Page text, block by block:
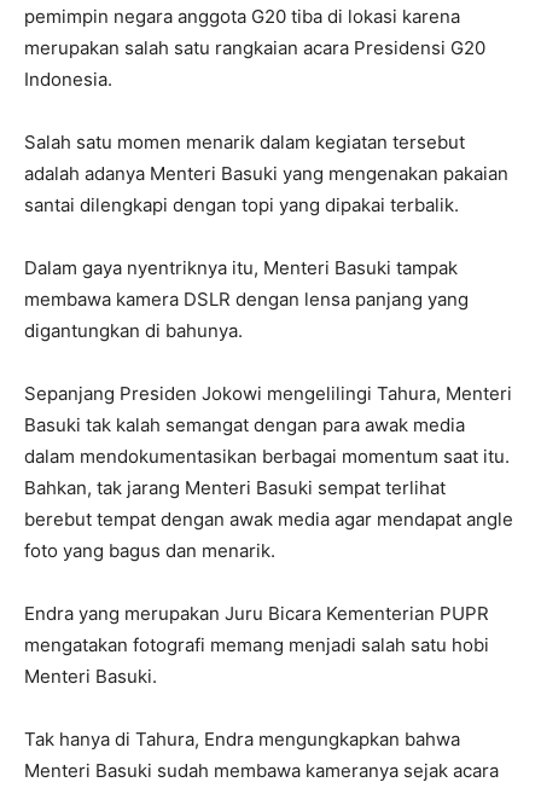
pemimpin negara anggota G20 tiba di lokasi karena
merupakan salah satu rangkaian acara Presidensi G20
Indonesia.
Salah satu momen menarik dalam kegiatan tersebut
adalah adanya Menteri Basuki yang mengenakan pakaian
santai dilengkapi dengan topi yang dipakai terbalik.
Dalam gaya nyentriknya itu, Menteri Basuki tampak
membawa kamera DSLR dengan lensa panjang yang
digantungkan di bahunya.
Sepanjang Presiden Jokowi mengelilingi Tahura, Menteri
Basuki tak kalah semangat dengan para awak media
dalam mendokumentasikan berbagai momentum saat itu.
Bahkan, tak jarang Menteri Basuki sempat terlihat
berebut tempat dengan awak media agar mendapat angle
foto yang bagus dan menarik.
Endra yang merupakan Juru Bicara Kementerian PUPR
mengatakan fotografi memang menjadi salah satu hobi
Menteri Basuki.
Tak hanya di Tahura, Endra mengungkapkan bahwa
Menteri Basuki sudah membawa kameranya sejak acara